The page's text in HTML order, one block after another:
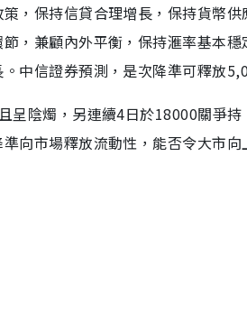
，保持信貸合理增長，保持貨幣
，兼顧內外平衡，保持滙率基本
中信證券預測，是次降準可釋放
呈陰燭，另連續4日於18000關爭
向市場釋放流動性，能否令大市